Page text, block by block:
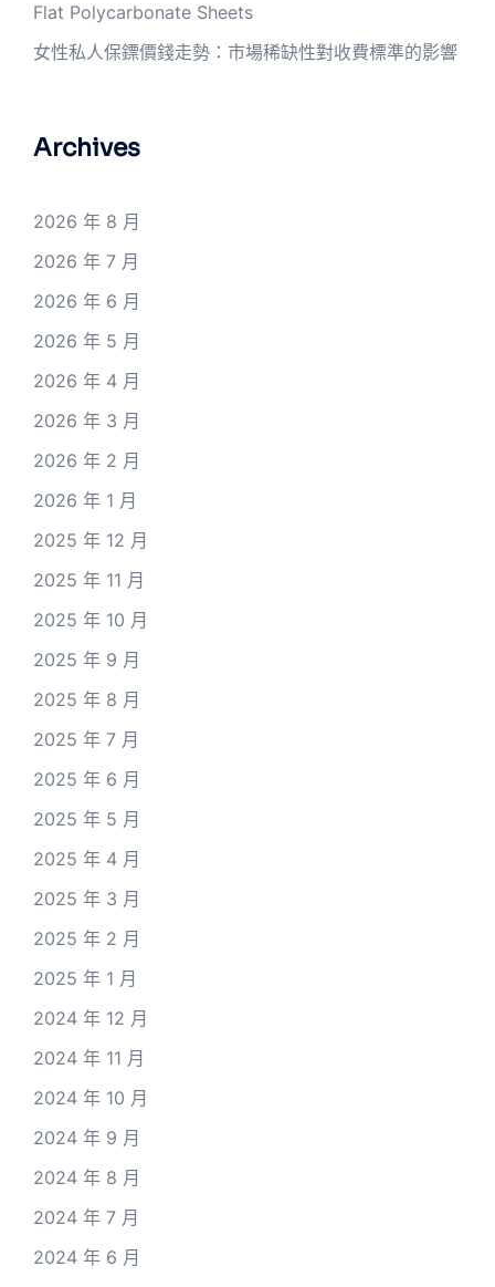
Flat Polycarbonate Sheets
女性私人保鏢價錢走勢：市場稀缺性對收費標準的影響
Archives
2026 年 8 月
2026 年 7 月
2026 年 6 月
2026 年 5 月
2026 年 4 月
2026 年 3 月
2026 年 2 月
2026 年 1 月
2025 年 12 月
2025 年 11 月
2025 年 10 月
2025 年 9 月
2025 年 8 月
2025 年 7 月
2025 年 6 月
2025 年 5 月
2025 年 4 月
2025 年 3 月
2025 年 2 月
2025 年 1 月
2024 年 12 月
2024 年 11 月
2024 年 10 月
2024 年 9 月
2024 年 8 月
2024 年 7 月
2024 年 6 月